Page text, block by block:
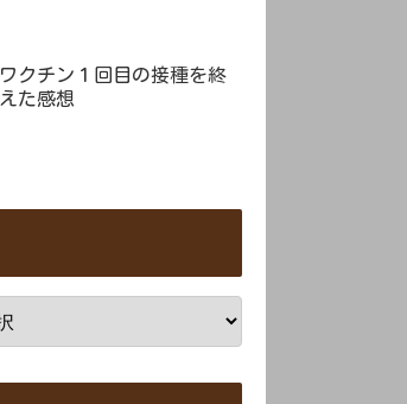
ワクチン１回目の接種を終
えた感想